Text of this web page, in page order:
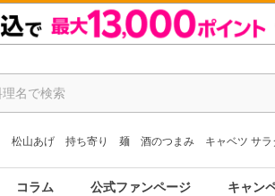
松山あげ 持ち寄り 麺 酒のつまみ キャベツ サラ
コラム 公式ファンページ キャン